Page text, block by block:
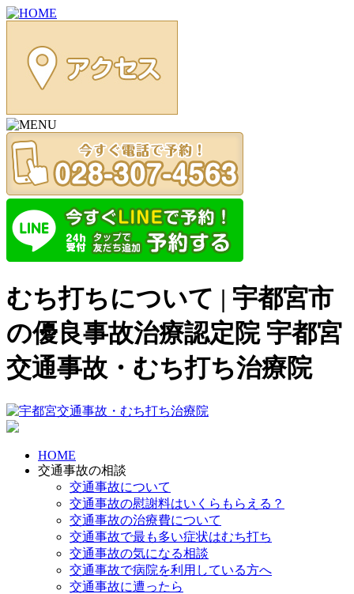
むち打ちについて | 宇都宮市
の優良事故治療認定院 宇都宮
交通事故・むち打ち治療院
HOME
交通事故の相談
交通事故について
交通事故の慰謝料はいくらもらえる？
交通事故の治療費について
交通事故で最も多い症状はむち打ち
交通事故の気になる相談
交通事故で病院を利用している方へ
交通事故に遭ったら